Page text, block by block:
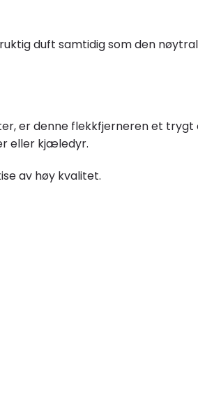
duft samtidig som den
er denne flekkfjerneren et trygt
eller kjæledyr.
av høy kvalitet.